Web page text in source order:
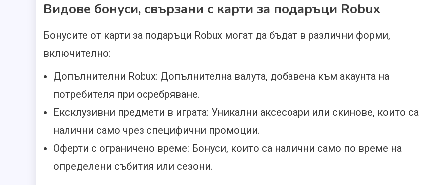
Видове бонуси, свързани с карти за подаръци Robux
Бонусите от карти за подаръци Robux могат да бъдат в различни форми,
включително:
Допълнителни Robux: Допълнителна валута, добавена към акаунта на
потребителя при осребряване.
Ексклузивни предмети в играта: Уникални аксесоари или скинове, които са
налични само чрез специфични промоции.
Оферти с ограничено време: Бонуси, които са налични само по време на
определени събития или сезони.